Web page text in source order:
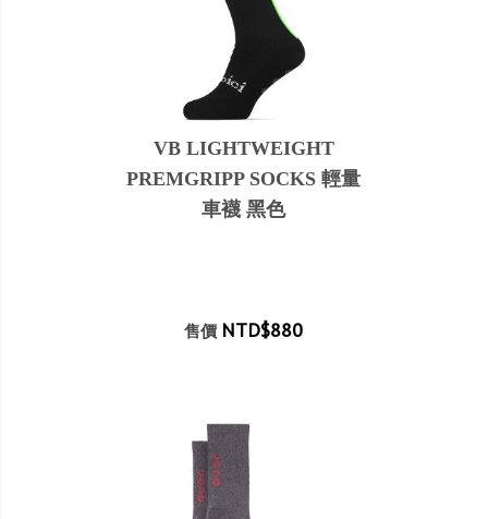
VB LIGHTWEIGHT
PREMGRIPP SOCKS 輕量
車襪 黑色
售價 NTD$880